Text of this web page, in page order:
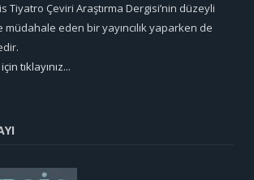
Tiyatro Çeviri Araştırma Dergisi’nin düzeyli
müdahale eden bir yayıncılık yaparken de
tıklayınız...